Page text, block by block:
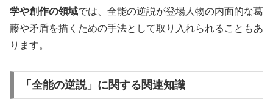
学や創作の領域では、全能の逆説が登場人物の内面的な葛
藤や矛盾を描くための手法として取り入れられることもあ
ります。
「全能の逆説」に関する関連知識